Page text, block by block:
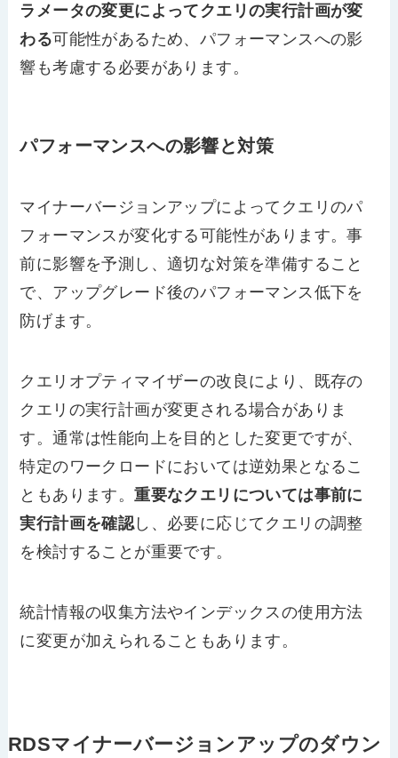
ラメータの変更によってクエリの実行計画が変
わる可能性があるため、パフォーマンスへの影
響も考慮する必要があります。
パフォーマンスへの影響と対策
マイナーバージョンアップによってクエリのパ
フォーマンスが変化する可能性があります。事
前に影響を予測し、適切な対策を準備すること
で、アップグレード後のパフォーマンス低下を
防げます。
クエリオプティマイザーの改良により、既存の
クエリの実行計画が変更される場合がありま
す。通常は性能向上を目的とした変更ですが、
特定のワークロードにおいては逆効果となるこ
ともあります。重要なクエリについては事前に
実行計画を確認し、必要に応じてクエリの調整
を検討することが重要です。
統計情報の収集方法やインデックスの使用方法
に変更が加えられることもあります。
RDSマイナーバージョンアップのダウン